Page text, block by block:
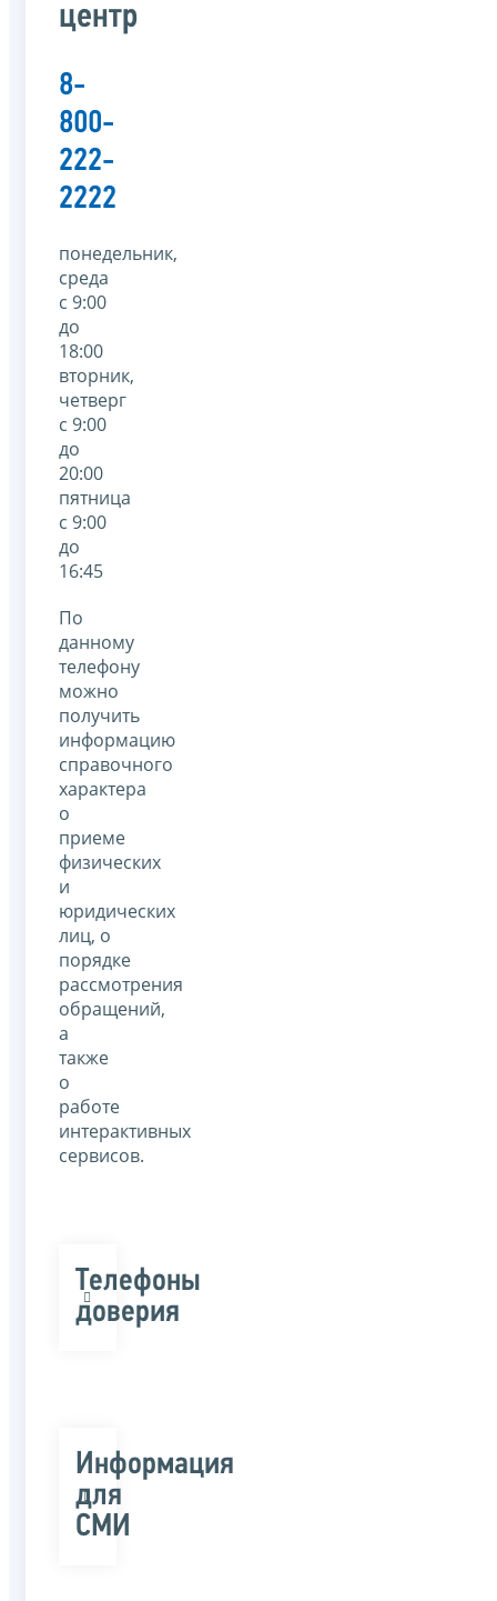
центр
8-
800-
222-
2222
понедельник,
среда
с 9:00
до
18:00
вторник,
четверг
с 9:00
до
20:00
пятница
с 9:00
до
16:45
По
данному
телефону
можно
получить
информацию
справочного
характера
о
приеме
физических
и
юридических
лиц, о
порядке
рассмотрения
обращений,
а
также
о
работе
интерактивных
сервисов.
Телефоны
доверия
Информация
для
СМИ